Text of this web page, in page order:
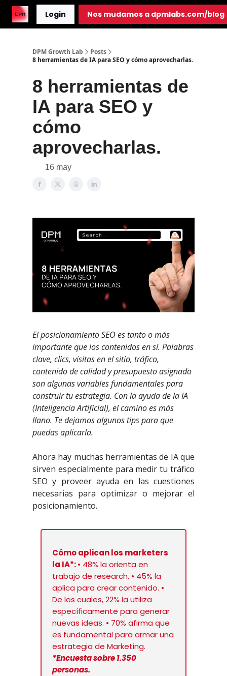
Login Nos mudamos a dpmlabs.com/blog
DPM Growth Lab
Posts
8 herramientas de IA para SEO y cómo aprovecharlas.
8 herramientas de
IA para SEO y
cómo
aprovecharlas.
16 may
El posicionamiento SEO es tanto o más
importante que los contenidos en sí. Palabras
clave, clics, visitas en el sitio, tráfico,
contenido de calidad y presupuesto asignado
son algunas variables fundamentales para
construir tu estrategia. Con la ayuda de la IA
(Inteligencia Artificial), el camino es más
llano. Te dejamos algunos tips para que
puedas aplicarla.
Ahora hay muchas herramientas de IA que
sirven especialmente para medir tu tráfico
SEO y proveer ayuda en las cuestiones
necesarias para optimizar o mejorar el
posicionamiento.
Cómo aplican los marketers
la IA*:• 48% la orienta en
trabajo de research. • 45% la
aplica para crear contenido. •
De los cuales, 22% la utiliza
específicamente para generar
nuevas ideas. • 70% afirma que
es fundamental para armar una
estrategia de Marketing.
*Encuesta sobre 1.350
personas.